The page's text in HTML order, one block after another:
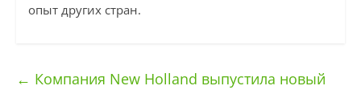
опыт других стран.
← Компания New Holland выпустила новый